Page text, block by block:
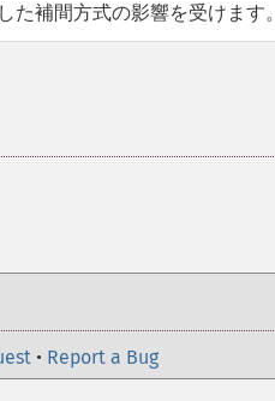
た補間方式の影響を受けます。
• Report a Bug